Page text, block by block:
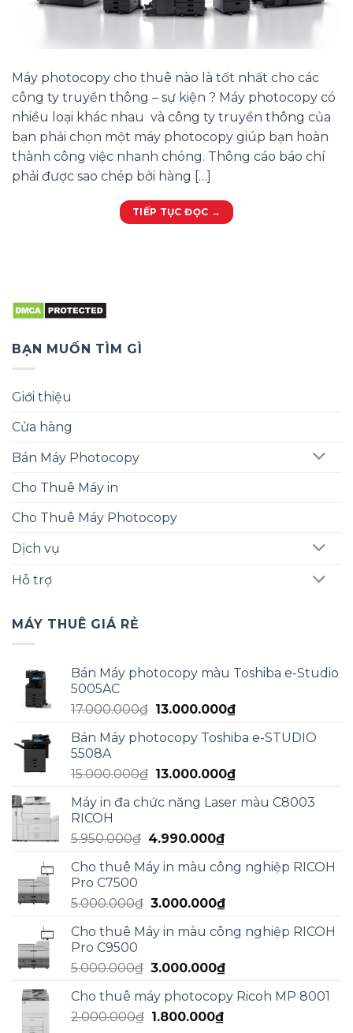
Máy photocopy cho thuê nào là tốt nhất cho các
công ty truyền thông – sự kiện ? Máy photocopy có
nhiều loại khác nhau và công ty truyền thông của
bạn phải chọn một máy photocopy giúp bạn hoàn
thành công việc nhanh chóng. Thông cáo báo chí
phải được sao chép bởi hàng […]
TIẾP TỤC ĐỌC →
BẠN MUỐN TÌM GÌ
Giới thiệu
Cửa hàng
Bán Máy Photocopy
Cho Thuê Máy in
Cho Thuê Máy Photocopy
Dịch vụ
Hỗ trợ
MÁY THUÊ GIÁ RẺ
Bán Máy photocopy màu Toshiba e-Studio
5005AC
17.000.000₫ Giá
là:
13.000.000₫Giá
tại
13.000.000₫.
Bán Máy photocopy Toshiba e-STUDIO
5508A
15.000.000₫ Giá
là:
13.000.000₫Giá
tại
Máy in đa chức năng Laser màu C8003
RICOH
5.950.000₫ Giá
là:
4.990.000₫Giá
tại
4.990.000₫.
Cho thuê Máy in màu công nghiệp RICOH
Pro C7500
5.000.000₫ Giá
là:
3.000.000₫Giá
tại
3.000.000₫.
Cho thuê Máy in màu công nghiệp RICOH
Pro C9500
5.000.000₫ Giá
là:
5.000.000₫.
3.000.000₫Giá
tại
Cho thuê máy photocopy Ricoh MP 8001
2.000.000₫ Giá
1.800.000₫Giá